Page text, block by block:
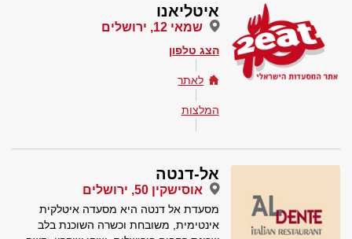
איטליאנו
שמאי 12, ירושלים
הצג טלפון
לאתר
המלצות
אל-דנטה
אוסישקין 50, ירושלים
מסעדת אל דנטה היא מסעדה איטלקית
אינטימית, משובחת וכשרה השוכנת בלב